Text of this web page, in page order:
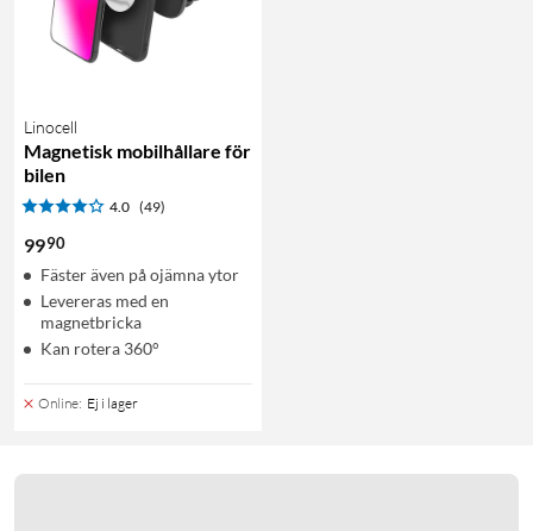
Linocell
Magnetisk mobilhållare för
bilen
4.0 (49)
9990
Fäster även på ojämna ytor
Levereras med en
magnetbricka
Kan rotera 360°
Online: Ej i lager